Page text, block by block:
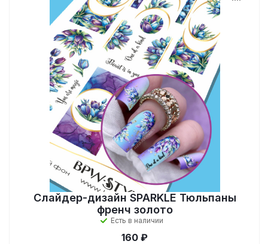
Слайдер-дизайн SPARKLE Тюльпаны
френч золото
Есть в наличии
160 ₽